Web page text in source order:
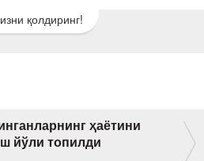
қолдиринг!
ҳаётини
йўли топилди